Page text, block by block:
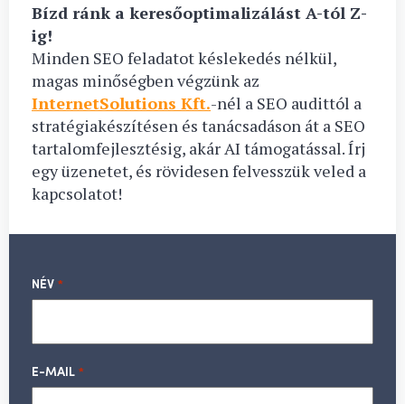
Bízd ránk a keresőoptimalizálást A-tól Z-
ig!
Minden SEO feladatot késlekedés nélkül,
magas minőségben végzünk az
InternetSolutions Kft.-nél a SEO audittól a
stratégiakészítésen és tanácsadáson át a SEO
tartalomfejlesztésig, akár AI támogatással. Írj
egy üzenetet, és rövidesen felvesszük veled a
kapcsolatot!
NÉV *
E-MAIL *